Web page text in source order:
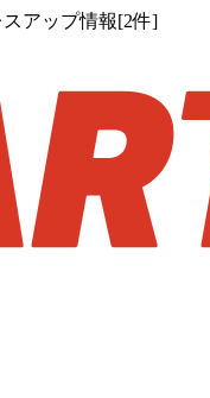
アップ情報[2件]